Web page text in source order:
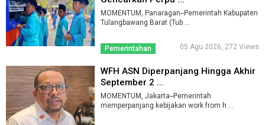
MOMENTUM, Panaragan--Pemerintah Kabupaten
Tulangbawang Barat (Tub ...
Pemerintahan 05 Agu 2026, 272 Views
WFH ASN Diperpanjang Hingga Akhir
September 2 ...
MOMENTUM, Jakarta--Pemerintah
memperpanjang kebijakan work from h ...